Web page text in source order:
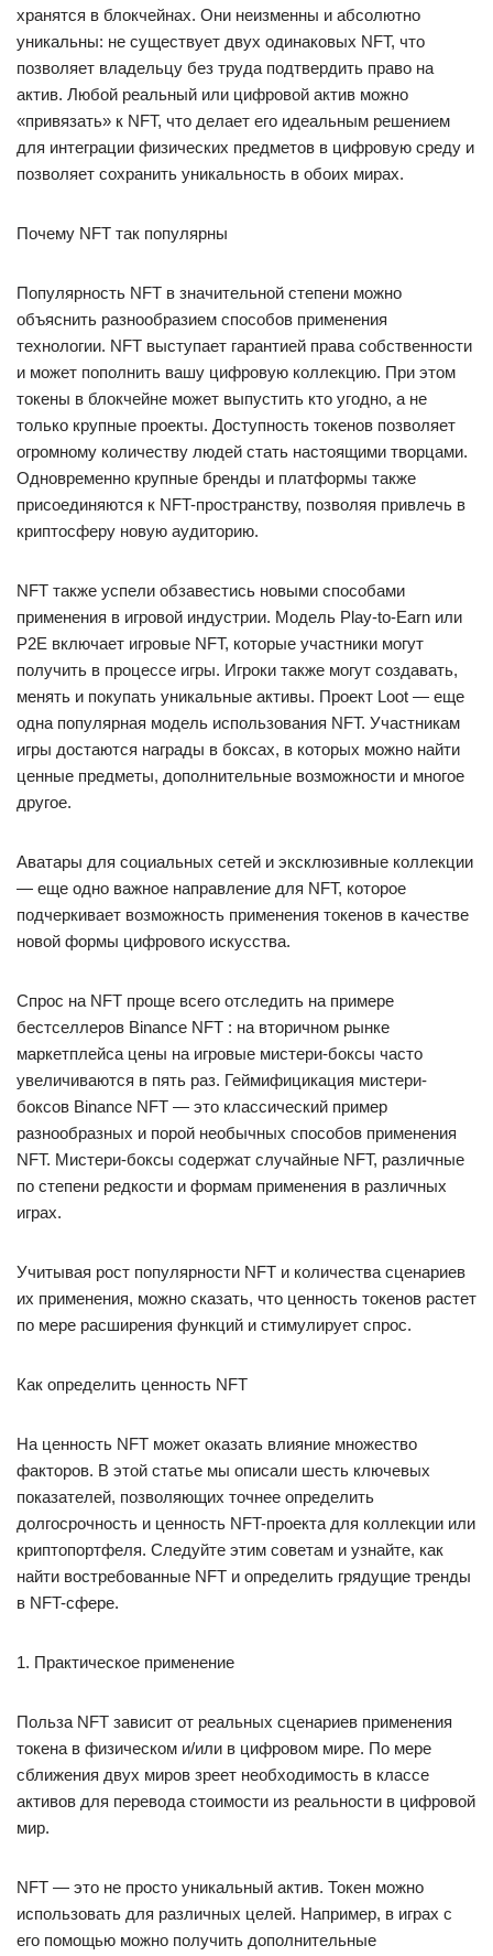
хранятся в блокчейнах. Они неизменны и абсолютно
уникальны: не существует двух одинаковых NFT, что
позволяет владельцу без труда подтвердить право на
актив. Любой реальный или цифровой актив можно
«привязать» к NFT, что делает его идеальным решением
для интеграции физических предметов в цифровую среду и
позволяет сохранить уникальность в обоих мирах.
Почему NFT так популярны
Популярность NFT в значительной степени можно
объяснить разнообразием способов применения
технологии. NFT выступает гарантией права собственности
и может пополнить вашу цифровую коллекцию. При этом
токены в блокчейне может выпустить кто угодно, а не
только крупные проекты. Доступность токенов позволяет
огромному количеству людей стать настоящими творцами.
Одновременно крупные бренды и платформы также
присоединяются к NFT-пространству, позволяя привлечь в
криптосферу новую аудиторию.
NFT также успели обзавестись новыми способами
применения в игровой индустрии. Модель Play-to-Earn или
P2E включает игровые NFT, которые участники могут
получить в процессе игры. Игроки также могут создавать,
менять и покупать уникальные активы. Проект Loot — еще
одна популярная модель использования NFT. Участникам
игры достаются награды в боксах, в которых можно найти
ценные предметы, дополнительные возможности и многое
другое.
Аватары для социальных сетей и эксклюзивные коллекции
— еще одно важное направление для NFT, которое
подчеркивает возможность применения токенов в качестве
новой формы цифрового искусства.
Спрос на NFT проще всего отследить на примере
бестселлеров Binance NFT : на вторичном рынке
маркетплейса цены на игровые мистери-боксы часто
увеличиваются в пять раз. Геймифицикация мистери-
боксов Binance NFT — это классический пример
разнообразных и порой необычных способов применения
NFT. Мистери-боксы содержат случайные NFT, различные
по степени редкости и формам применения в различных
играх.
Учитывая рост популярности NFT и количества сценариев
их применения, можно сказать, что ценность токенов растет
по мере расширения функций и стимулирует спрос.
Как определить ценность NFT
На ценность NFT может оказать влияние множество
факторов. В этой статье мы описали шесть ключевых
показателей, позволяющих точнее определить
долгосрочность и ценность NFT-проекта для коллекции или
криптопортфеля. Следуйте этим советам и узнайте, как
найти востребованные NFT и определить грядущие тренды
в NFT-сфере.
1. Практическое применение
Польза NFT зависит от реальных сценариев применения
токена в физическом и/или в цифровом мире. По мере
сближения двух миров зреет необходимость в классе
активов для перевода стоимости из реальности в цифровой
мир.
NFT — это не просто уникальный актив. Токен можно
использовать для различных целей. Например, в играх с
его помощью можно получить дополнительные